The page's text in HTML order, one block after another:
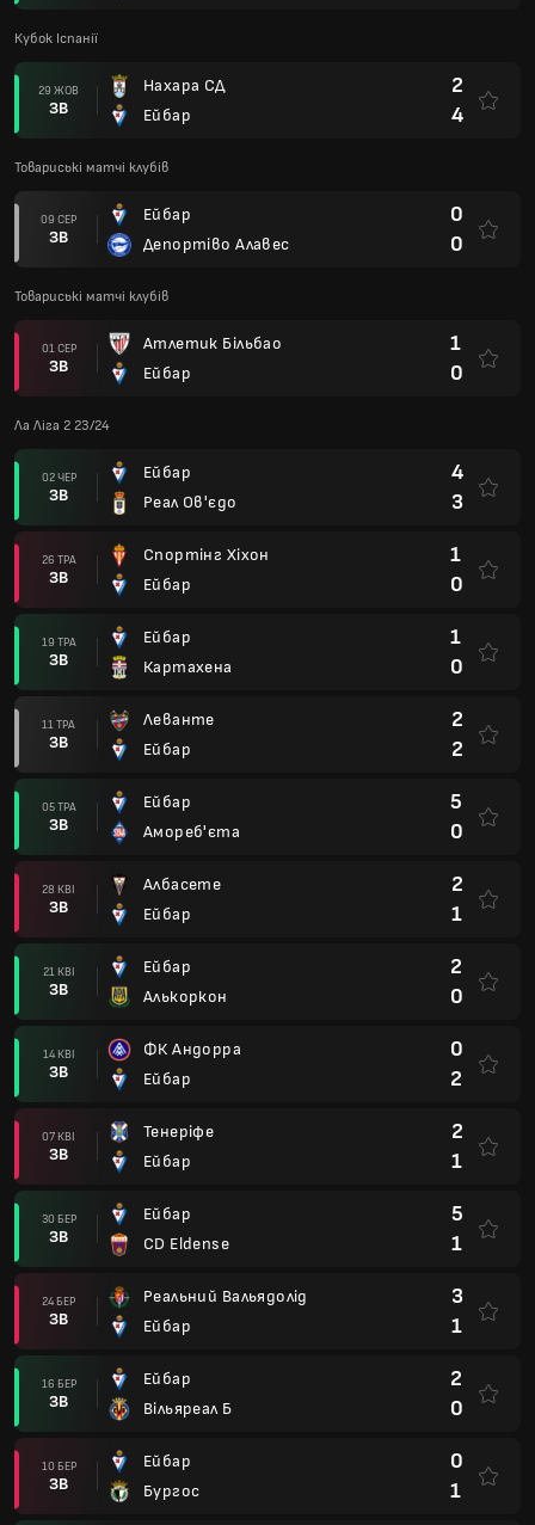
Кубок Іспанії
29 ЖОВ
ЗВ
Нахара СД
Ейбар
2
4
Товариські матчі клубів
09 СЕР
ЗВ
Ейбар
Депортіво Алавес
0
0
Товариські матчі клубів
01 СЕР
ЗВ
Атлетик Більбао
Ейбар
1
0
Ла Ліга 2 23/24
02 ЧЕР
ЗВ
Ейбар
Реал Ов'єдо
4
3
26 ТРА
ЗВ
Спортінг Хіхон
Ейбар
1
0
19 ТРА
ЗВ
Ейбар
Картахена
1
0
11 ТРА
ЗВ
Леванте
Ейбар
2
2
05 ТРА
ЗВ
Ейбар
Амореб'єта
5
0
28 КВІ
ЗВ
Албасете
Ейбар
2
1
21 КВІ
ЗВ
Ейбар
Алькоркон
2
0
14 КВІ
ЗВ
ФК Андорра
Ейбар
0
2
07 КВІ
ЗВ
Тенеріфе
Ейбар
2
1
30 БЕР
ЗВ
Ейбар
CD Eldense
5
1
24 БЕР
ЗВ
Реальний Вальядолід
Ейбар
3
1
16 БЕР
ЗВ
Ейбар
Вільяреал Б
2
0
10 БЕР
ЗВ
Ейбар
Бургос
0
1